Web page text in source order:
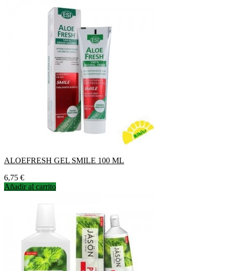
ALOEFRESH GEL SMILE 100 ML
Precio
6,75 €
Añadir al carrito